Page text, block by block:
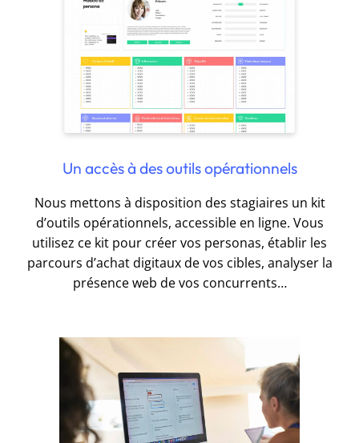
Un accès à des outils opérationnels
Nous mettons à disposition des stagiaires un kit
d’outils opérationnels, accessible en ligne. Vous
utilisez ce kit pour créer vos personas, établir les
parcours d’achat digitaux de vos cibles, analyser la
présence web de vos concurrents…